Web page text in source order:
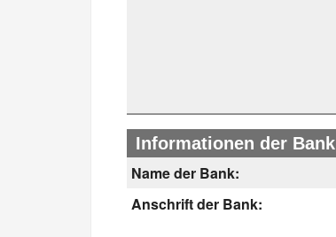
Informationen der Bank
Name der Bank:
Anschrift der Bank: